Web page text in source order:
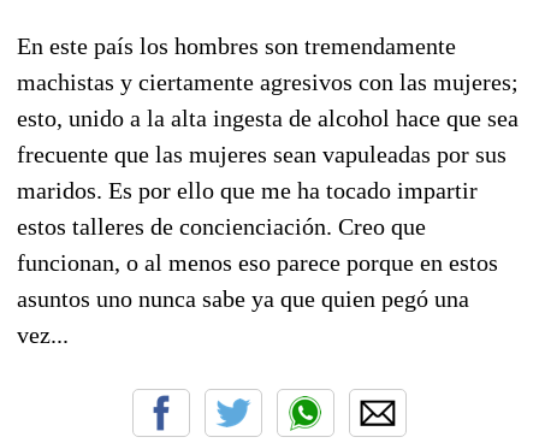
En este país los hombres son tremendamente
machistas y ciertamente agresivos con las mujeres;
esto, unido a la alta ingesta de alcohol hace que sea
frecuente que las mujeres sean vapuleadas por sus
maridos. Es por ello que me ha tocado impartir
estos talleres de concienciación. Creo que
funcionan, o al menos eso parece porque en estos
asuntos uno nunca sabe ya que quien pegó una
vez...